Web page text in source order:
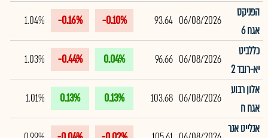
הפניקס
אגח 6
06/08/2026
93.64
-0.10%
-0.16%
1.04%
כללביט
יא-רובד 2
06/08/2026
96.66
0.04%
-0.44%
1.03%
אלון רבוע
אגח ח
06/08/2026
103.68
0.13%
0.13%
1.01%
אנלייט אנר